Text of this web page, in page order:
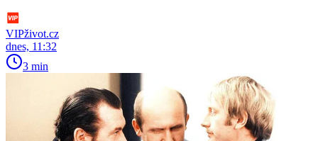
VIPživot.cz
dnes, 11:32
3 min